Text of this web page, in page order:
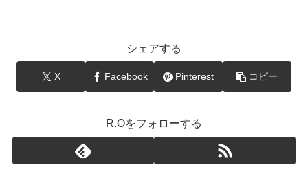
シェアする
X Facebook Pinterest コピー
R.Oをフォローする